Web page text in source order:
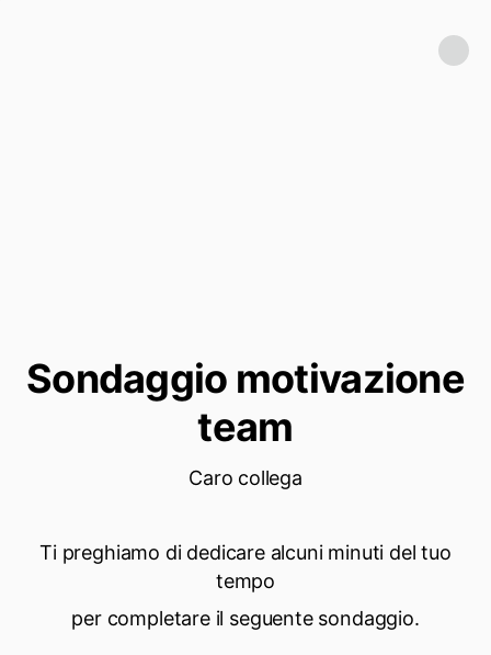
Sondaggio motivazione
team
Caro collega
Ti preghiamo di dedicare alcuni minuti del tuo
tempo
per completare il seguente sondaggio.